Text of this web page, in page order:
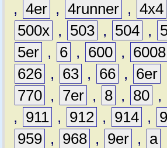
, 4er , 4runner , 4x4
500x , 503 , 504 ,
5er , 6 , 600 , 6008
626 , 63 , 66 , 6er
770 , 7er , 8 , 80 ,
,
911 , 912 , 914 ,
959 , 968 , 9er , a